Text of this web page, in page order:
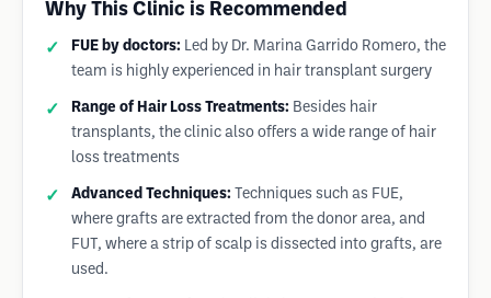
Why This Clinic is Recommended
FUE by doctors: Led by Dr. Marina Garrido Romero, the
team is highly experienced in hair transplant surgery
Range of Hair Loss Treatments: Besides hair
transplants, the clinic also offers a wide range of hair
loss treatments
Advanced Techniques: Techniques such as FUE,
where grafts are extracted from the donor area, and
FUT, where a strip of scalp is dissected into grafts, are
used.